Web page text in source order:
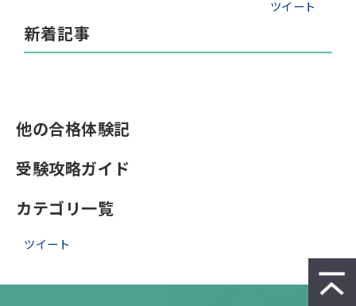
ツイート
新着記事
他の合格体験記
受験攻略ガイド
カテゴリ一覧
ツイート